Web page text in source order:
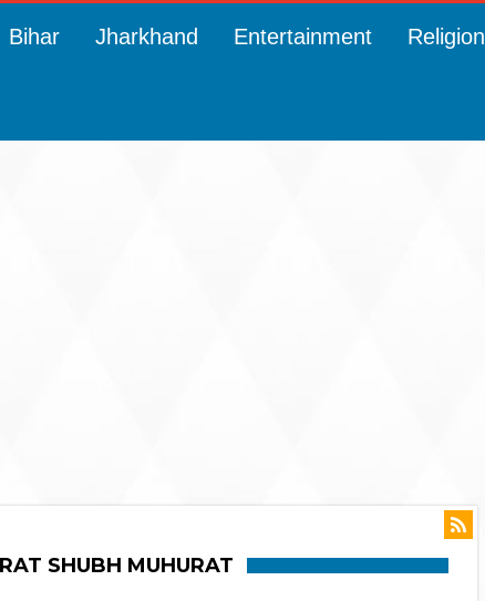
Bihar Jharkhand Entertainment Religion
SHUBH MUHURAT